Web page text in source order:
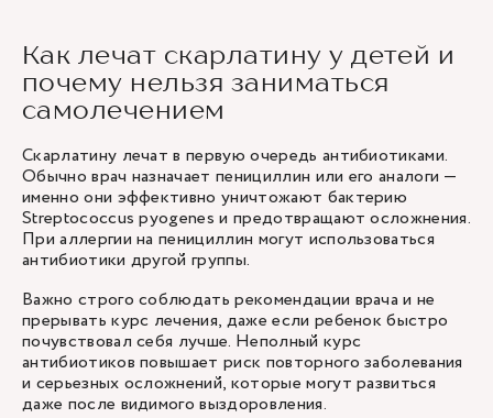
Как лечат скарлатину у детей и
почему нельзя заниматься
самолечением
Скарлатину лечат в первую очередь антибиотиками.
Обычно врач назначает пенициллин или его аналоги —
именно они эффективно уничтожают бактерию
Streptococcus pyogenes и предотвращают осложнения.
При аллергии на пенициллин могут использоваться
антибиотики другой группы.
Важно строго соблюдать рекомендации врача и не
прерывать курс лечения, даже если ребенок быстро
почувствовал себя лучше. Неполный курс
антибиотиков повышает риск повторного заболевания
и серьезных осложнений, которые могут развиться
даже после видимого выздоровления.